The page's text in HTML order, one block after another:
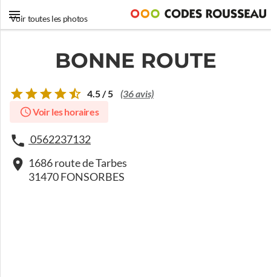
Voir toutes les photos
BONNE ROUTE
4.5 / 5 (36 avis)
Voir les horaires
0562237132
1686 route de Tarbes
31470 FONSORBES